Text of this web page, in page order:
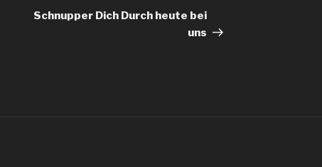
Schnupper Dich Durch heute bei
uns